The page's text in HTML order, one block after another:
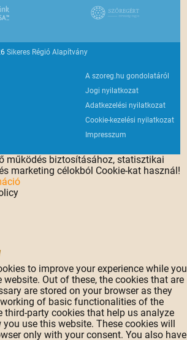
Sikeres Régió Alapítvány
A szoreg.hu gondolatáról
Jogi nyilatkozat
Adatkezelési nyilatkozat
Cookie-kezelési nyilatkozat
Impresszum
működés biztosításához, statisztikai
marketing célokból Cookie-kat használ!
to improve your experience while you
Out of these, the cookies that are
are stored on your browser as they
of basic functionalities of the
third-party cookies that help us analyze
use this website. These cookies will
only with your consent. You also have